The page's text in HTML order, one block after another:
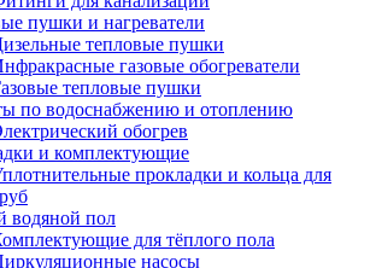
пушки и нагреватели
тепловые пушки
газовые обогреватели
тепловые пушки
по водоснабжению и отоплению
обогрев
и комплектующие
прокладки и кольца для
водяной пол
для тёплого пола
насосы